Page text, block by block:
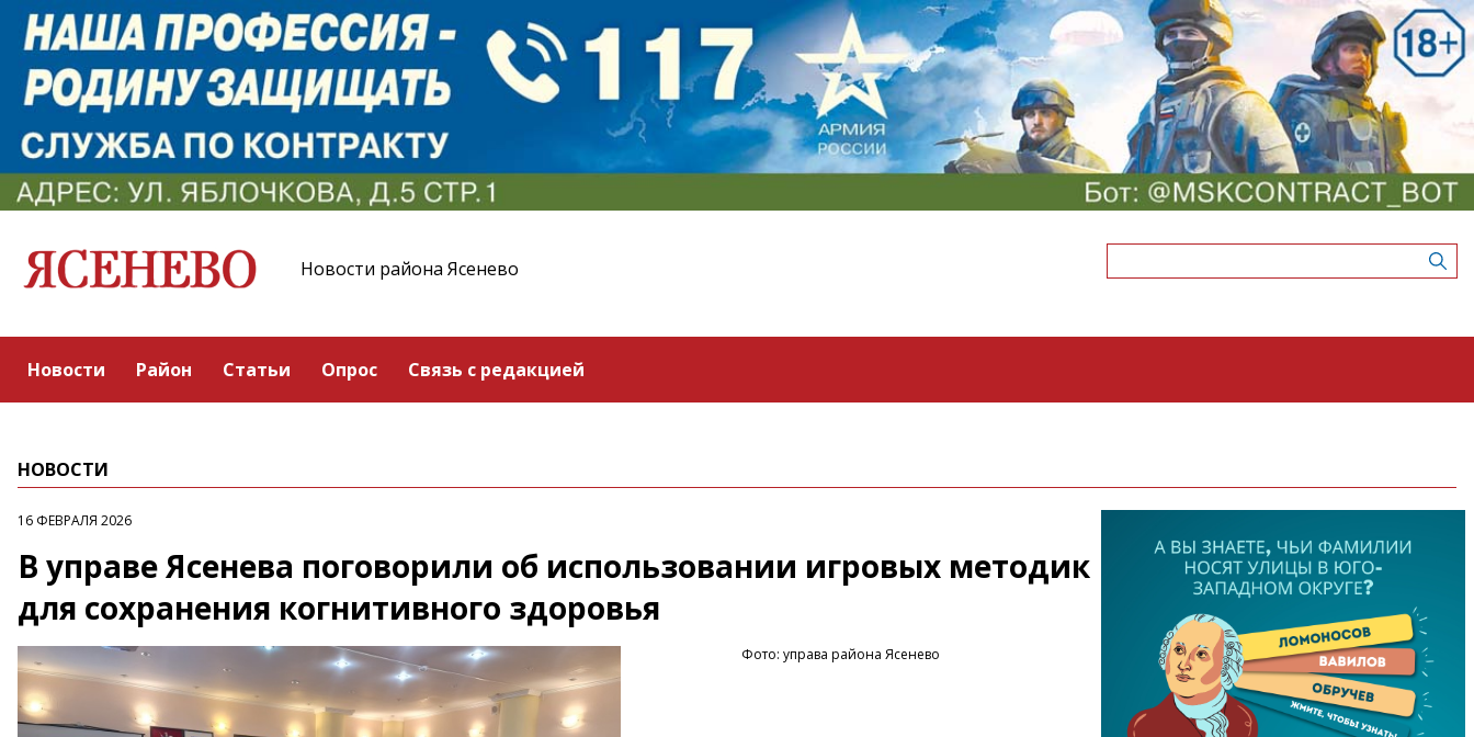
Новости района Ясенево
Новости Район Статьи Опрос Связь с редакцией
НОВОСТИ
16 ФЕВРАЛЯ 2026
В управе Ясенева поговорили об использовании игровых методик
для сохранения когнитивного здоровья
Фото: управа района Ясенево